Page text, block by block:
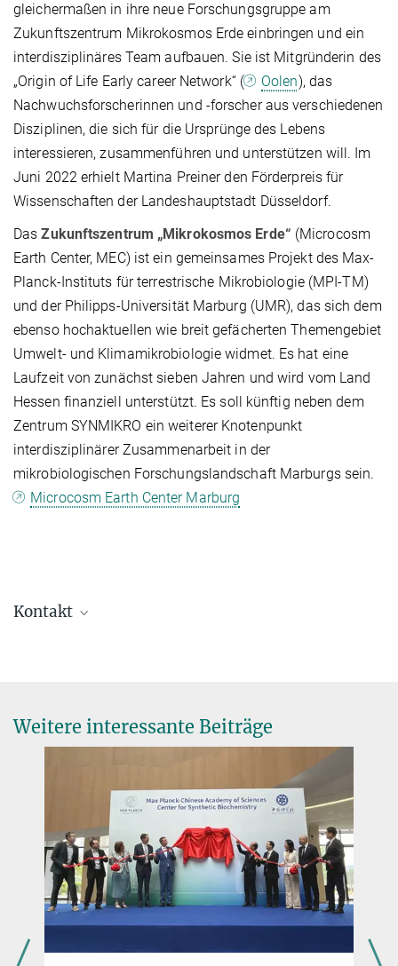
gleichermaßen in ihre neue Forschungsgruppe am
Zukunftszentrum Mikrokosmos Erde einbringen und ein
interdisziplinäres Team aufbauen. Sie ist Mitgründerin des
„Origin of Life Early career Network“ (
Oolen), das
Nachwuchsforscherinnen und -forscher aus verschiedenen
Disziplinen, die sich für die Ursprünge des Lebens
interessieren, zusammenführen und unterstützen will. Im
Juni 2022 erhielt Martina Preiner den Förderpreis für
Wissenschaften der Landeshauptstadt Düsseldorf.
DasZukunftszentrum „Mikrokosmos Erde“ (Microcosm
Earth Center, MEC) ist ein gemeinsames Projekt des Max-
Planck-Instituts für terrestrische Mikrobiologie (MPI-TM)
und der Philipps-Universität Marburg (UMR), das sich dem
ebenso hochaktuellen wie breit gefächerten Themengebiet
Umwelt- und Klimamikrobiologie widmet. Es hat eine
Laufzeit von zunächst sieben Jahren und wird vom Land
Hessen finanziell unterstützt. Es soll künftig neben dem
Zentrum SYNMIKRO ein weiterer Knotenpunkt
interdisziplinärer Zusammenarbeit in der
mikrobiologischen Forschungslandschaft Marburgs sein.
Microcosm Earth Center Marburg
Kontakt
Max-Planck-Institut für terrestrische Mikrobiologie, Marburg
+49 160 91387-362
virginia.geisel@...
Max-Planck-Institut für terrestrische Mikrobiologie, Marburg
Weitere interessante Beiträge